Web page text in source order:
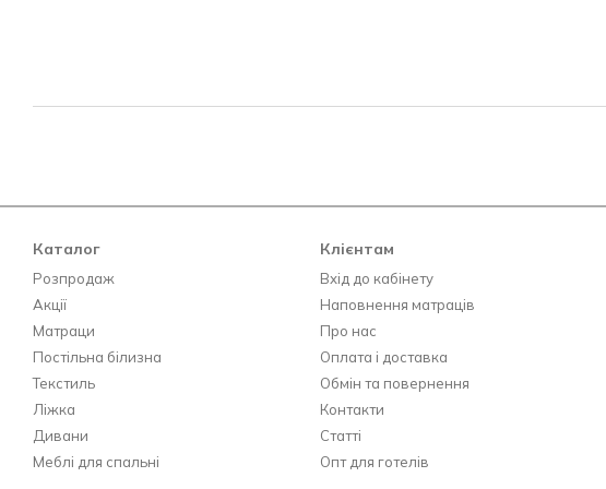
Каталог
Розпродаж
Акції
Матраци
Постільна білизна
Текстиль
Ліжка
Дивани
Меблі для спальні
Клієнтам
Вхід до кабінету
Наповнення матраців
Про нас
Оплата і доставка
Обмін та повернення
Контакти
Статті
Опт для готелів